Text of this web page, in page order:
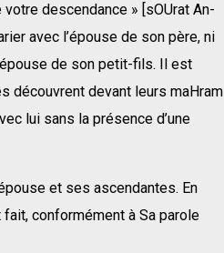
descendance » [sOUrat An-
avec l’épouse de son père, ni
de son petit-fils. Il est
découvrent devant leurs maHram
lui sans la présence d’une
et ses ascendantes. En
conformément à Sa parole